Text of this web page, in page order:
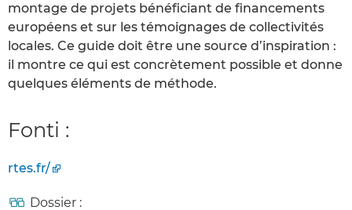
montage de projets bénéficiant de financements
européens et sur les témoignages de collectivités
locales. Ce guide doit être une source d’inspiration :
il montre ce qui est concrètement possible et donne
quelques éléments de méthode.
Fonti :
rtes.fr/
Dossier :